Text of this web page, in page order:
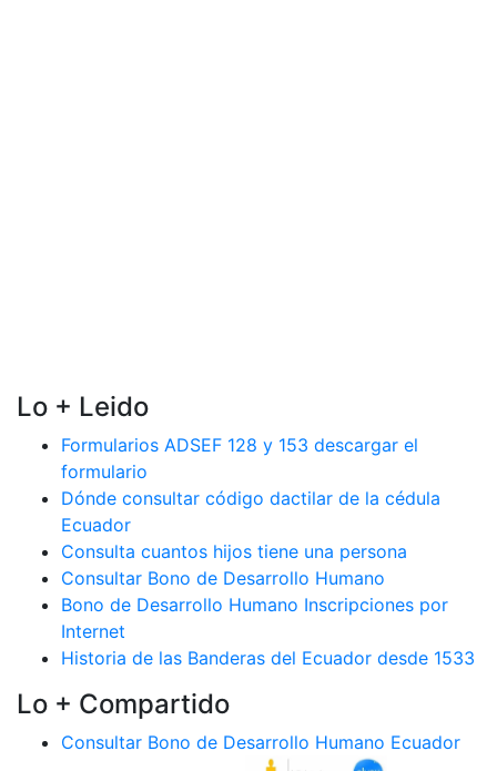
Lo + Leido
Formularios ADSEF 128 y 153 descargar el
formulario
Dónde consultar código dactilar de la cédula
Ecuador
Consulta cuantos hijos tiene una persona
Consultar Bono de Desarrollo Humano
Bono de Desarrollo Humano Inscripciones por
Internet
Historia de las Banderas del Ecuador desde 1533
Lo + Compartido
Consultar Bono de Desarrollo Humano Ecuador